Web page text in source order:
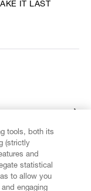
IT LAST
tools, both its
(strictly
and
statistical
to allow you
engaging